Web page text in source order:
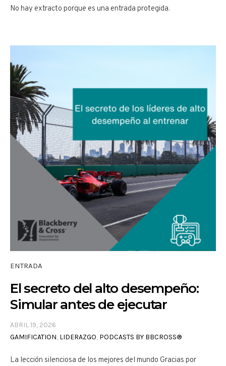
No hay extracto porque es una entrada protegida.
ENTRADA
El secreto del alto desempeño:
Simular antes de ejecutar
ABRIL 19, 2026
GAMIFICATION, LIDERAZGO, PODCASTS BY BBCROSS®
La lección silenciosa de los mejores del mundo Gracias por